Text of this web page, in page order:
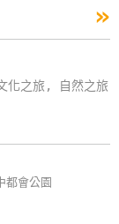
»
化之旅, 自然之旅
都會公園